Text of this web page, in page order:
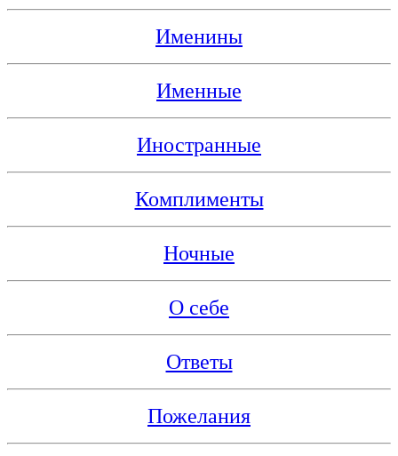
Именины
Именные
Иностранные
Комплименты
Ночные
О себе
Ответы
Пожелания